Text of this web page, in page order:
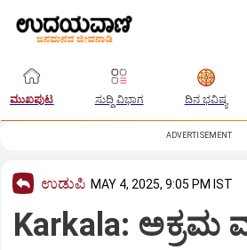
ಮುಖಪುಟ ಸುದ್ದಿ ವಿಭಾಗ ದಿನ ಭವಿಷ್ಯ
ADVERTISEMENT
ಉಡುಪಿ MAY 4, 2025, 9:05 PM IST
Karkala: ಅಕ್ರಮ